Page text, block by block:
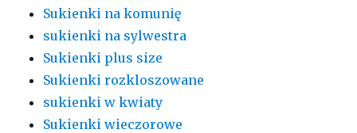
Sukienki na komunię
sukienki na sylwestra
Sukienki plus size
Sukienki rozkloszowane
sukienki w kwiaty
Sukienki wieczorowe